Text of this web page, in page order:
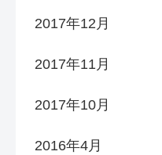
2017年12月
2017年11月
2017年10月
2016年4月